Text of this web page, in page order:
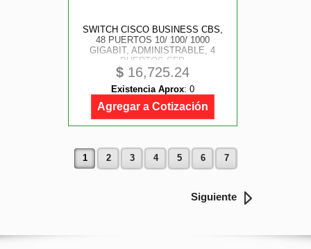
SWITCH CISCO BUSINESS CBS,
48 PUERTOS 10/ 100/ 1000
GIGABIT, ADMINISTRABLE, 4
PUERTOS SFP
$ 16,725.24
Existencia Aprox: 0
Agregar a Cotización
1 2 3 4 5 6 7
Siguiente